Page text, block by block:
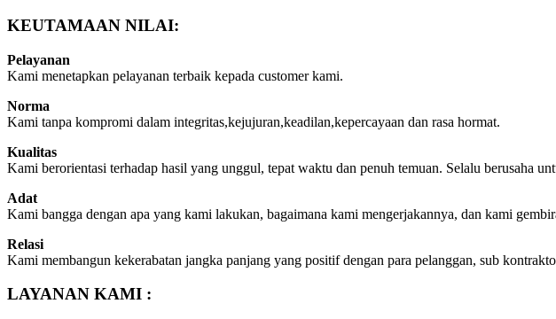
KEUTAMAAN NILAI:
Pelayanan
Kami menetapkan pelayanan terbaik kepada customer kami.
Norma
Kami tanpa kompromi dalam integritas,kejujuran,keadilan,kepercayaan dan rasa hormat.
Kualitas
Kami berorientasi terhadap hasil yang unggul, tepat waktu dan penuh temuan. Selalu berusaha
Adat
Kami bangga dengan apa yang kami lakukan, bagaimana kami mengerjakannya, dan kami
Relasi
Kami membangun kekerabatan jangka panjang yang positif dengan para pelanggan, sub
LAYANAN KAMI :